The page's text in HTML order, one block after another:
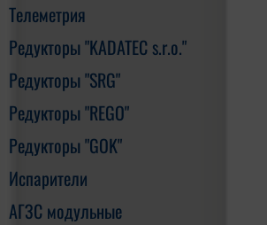
Телеметрия
Редукторы "KADATEC s.r.o."
Редукторы "SRG"
Редукторы "REGO"
Редукторы "GOK"
Испарители
АГЗС модульные